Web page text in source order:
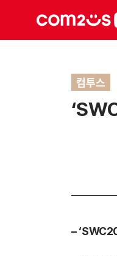
컴투스
–